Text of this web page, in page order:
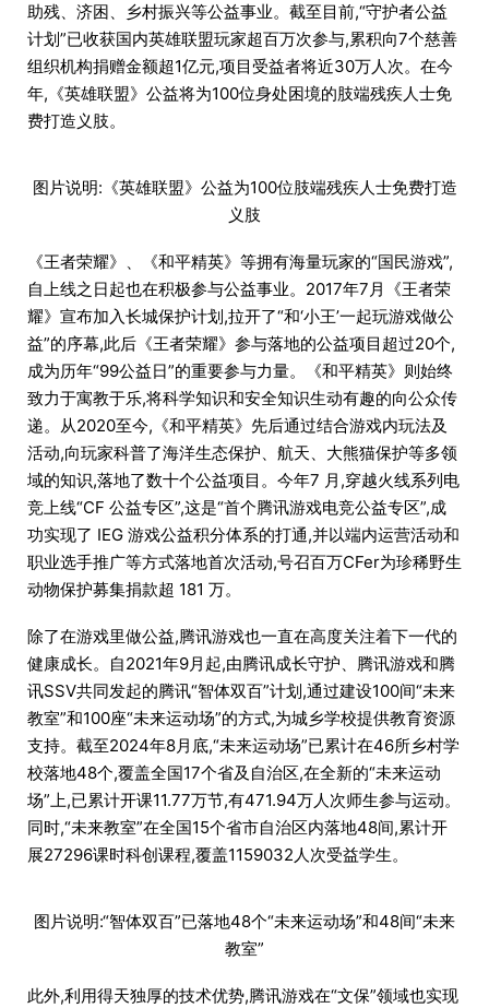
助残、济困、乡村振兴等公益事业。截至目前,“守护者公益
计划”已收获国内英雄联盟玩家超百万次参与,累积向7个慈善
组织机构捐赠金额超1亿元,项目受益者将近30万人次。在今
年,《英雄联盟》公益将为100位身处困境的肢端残疾人士免
费打造义肢。
图片说明:《英雄联盟》公益为100位肢端残疾人士免费打造
义肢
《王者荣耀》、《和平精英》等拥有海量玩家的“国民游戏”,
自上线之日起也在积极参与公益事业。2017年7月《王者荣
耀》宣布加入长城保护计划,拉开了“和‘小王’一起玩游戏做公
益”的序幕,此后《王者荣耀》参与落地的公益项目超过20个,
成为历年“99公益日”的重要参与力量。《和平精英》则始终
致力于寓教于乐,将科学知识和安全知识生动有趣的向公众传
递。从2020至今,《和平精英》先后通过结合游戏内玩法及
活动,向玩家科普了海洋生态保护、航天、大熊猫保护等多领
域的知识,落地了数十个公益项目。今年7 月,穿越火线系列电
竞上线“CF 公益专区”,这是“首个腾讯游戏电竞公益专区”,成
功实现了 IEG 游戏公益积分体系的打通,并以端内运营活动和
职业选手推广等方式落地首次活动,号召百万CFer为珍稀野生
动物保护募集捐款超 181 万。
除了在游戏里做公益,腾讯游戏也一直在高度关注着下一代的
健康成长。自2021年9月起,由腾讯成长守护、腾讯游戏和腾
讯SSV共同发起的腾讯“智体双百”计划,通过建设100间“未来
教室”和100座“未来运动场”的方式,为城乡学校提供教育资源
支持。截至2024年8月底,“未来运动场”已累计在46所乡村学
校落地48个,覆盖全国17个省及自治区,在全新的“未来运动
场”上,已累计开课11.77万节,有471.94万人次师生参与运动。
同时,“未来教室”在全国15个省市自治区内落地48间,累计开
展27296课时科创课程,覆盖1159032人次受益学生。
图片说明:“智体双百”已落地48个“未来运动场”和48间“未来
教室”
此外,利用得天独厚的技术优势,腾讯游戏在“文保”领域也实现